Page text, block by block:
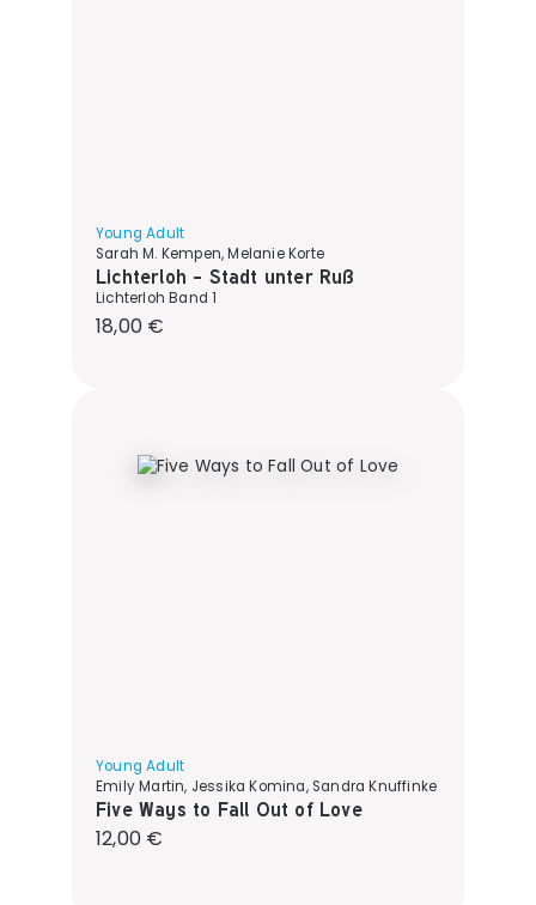
Young Adult
Sarah M. Kempen, Melanie Korte
Lichterloh - Stadt unter Ruß
Lichterloh Band 1
Regulärer Preis:
18,00 €
Young Adult
Emily Martin, Jessika Komina, Sandra Knuffinke
Five Ways to Fall Out of Love
Regulärer Preis:
12,00 €